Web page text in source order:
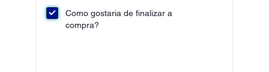
Secção de Dados Pessoais
Como gostaria de finalizar a
compra?